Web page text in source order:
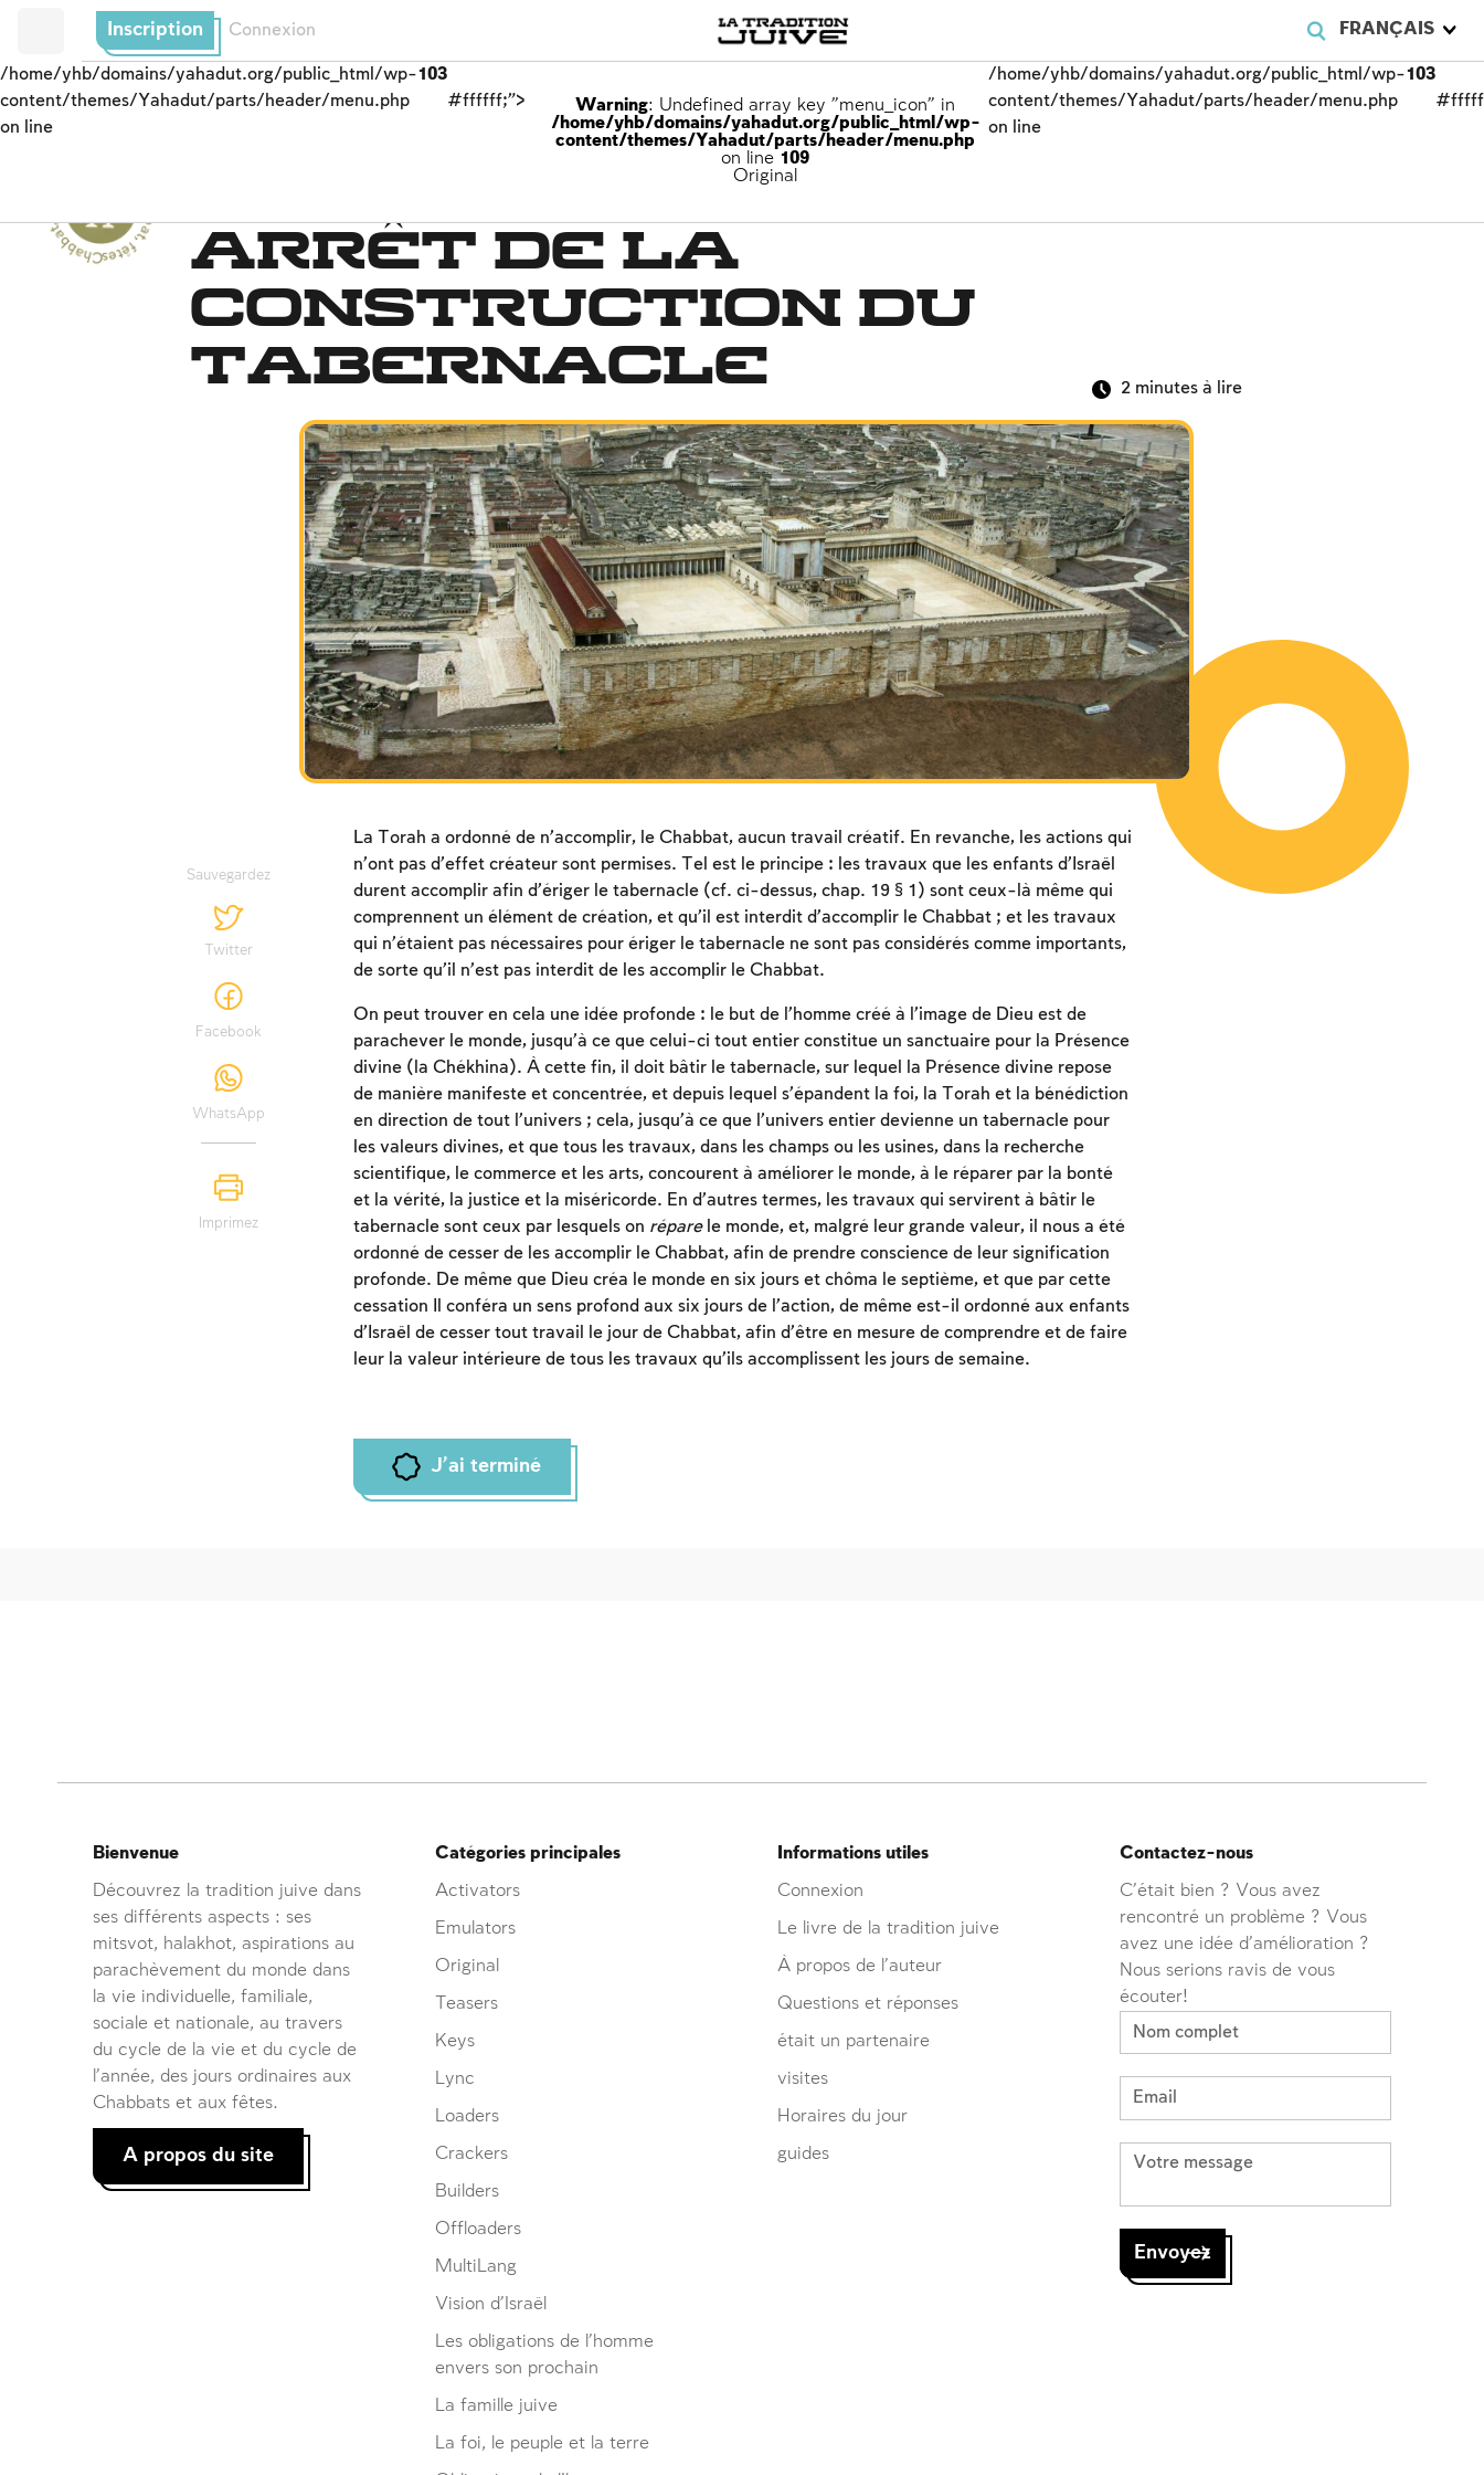
FRANÇAIS
Inscription Connexion
/home/yhb/domains/yahadut.org/public_html/wp-
content/themes/Yahadut/parts/header/menu.php
on line
103
#ffffff;">
Warning: Undefined array key "menu_icon" in
/home/yhb/domains/yahadut.org/public_html/wp-
content/themes/Yahadut/parts/header/menu.php
on line 109
Original
/home/yhb/domains/yahadut.org/public_html/wp-
content/themes/Yahadut/parts/header/menu.php
on line
103
C
h
a
b
b
a
t,
f
ê
t
e
s
e
t
s
olennité
s
-
C
h
a
b
b
a
t
,
fê
tes et solennités --
Arrêt de la
construction du
tabernacle
2 minutes à lire
Sauvegardez
Twitter
Facebook
WhatsApp
Imprimez
La Torah a ordonné de n’accomplir, le Chabbat, aucun travail créatif. En revanche, les actions qui
n’ont pas d’effet créateur sont permises. Tel est le principe : les travaux que les enfants d’Israël
durent accomplir afin d’ériger le tabernacle (cf. ci-dessus, chap. 19 § 1) sont ceux-là même qui
comprennent un élément de création, et qu’il est interdit d’accomplir le Chabbat ; et les travaux
qui n’étaient pas nécessaires pour ériger le tabernacle ne sont pas considérés comme importants,
de sorte qu’il n’est pas interdit de les accomplir le Chabbat.
On peut trouver en cela une idée profonde : le but de l’homme créé à l’image de Dieu est de
parachever le monde, jusqu’à ce que celui-ci tout entier constitue un sanctuaire pour la Présence
divine (la Chékhina). À cette fin, il doit bâtir le tabernacle, sur lequel la Présence divine repose
de manière manifeste et concentrée, et depuis lequel s’épandent la foi, la Torah et la bénédiction
en direction de tout l’univers ; cela, jusqu’à ce que l’univers entier devienne un tabernacle pour
les valeurs divines, et que tous les travaux, dans les champs ou les usines, dans la recherche
scientifique, le commerce et les arts, concourent à améliorer le monde, à le réparer par la bonté
et la vérité, la justice et la miséricorde. En d’autres termes, les travaux qui servirent à bâtir le
tabernacle sont ceux par lesquels on réparele monde, et, malgré leur grande valeur, il nous a été
ordonné de cesser de les accomplir le Chabbat, afin de prendre conscience de leur signification
profonde. De même que Dieu créa le monde en six jours et chôma le septième, et que par cette
cessation Il conféra un sens profond aux six jours de l’action, de même est-il ordonné aux enfants
d’Israël de cesser tout travail le jour de Chabbat, afin d’être en mesure de comprendre et de faire
leur la valeur intérieure de tous les travaux qu’ils accomplissent les jours de semaine.
J'ai terminé
Inscription requise
Afin d'enregistrer ce que vous avez étudié, vous
devez vous connectez ou vous inscrire.
Contactez-nous
C'était bien ? Vous avez
rencontré un problème ? Vous
avez une idée d'amélioration ?
Nous serions ravis de vous
écouter!
Informations utiles
Connexion
Le livre de la tradition juive
À propos de l’auteur
Questions et réponses
était un partenaire
visites
Horaires du jour
guides
Catégories principales
Activators
Emulators
Original
Teasers
Keys
Lync
Loaders
Crackers
Builders
Offloaders
MultiLang
Vision d’Israël
Les obligations de l’homme
envers son prochain
La famille juive
La foi, le peuple et la terre
Bienvenue
Découvrez la tradition juive dans
ses différents aspects : ses
mitsvot, halakhot, aspirations au
parachèvement du monde dans
la vie individuelle, familiale,
sociale et nationale, au travers
du cycle de la vie et du cycle de
l’année, des jours ordinaires aux
Chabbats et aux fêtes.
A propos du site